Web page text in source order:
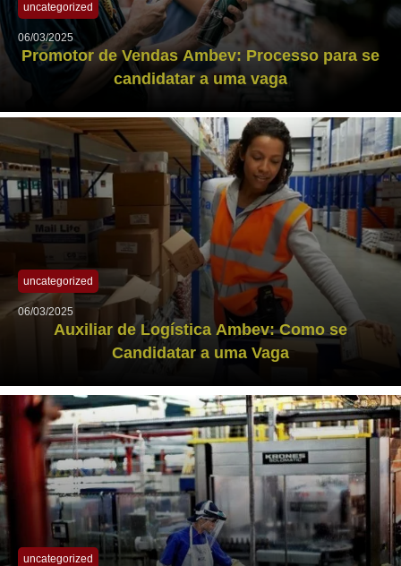
uncategorized
06/03/2025
Promotor de Vendas Ambev: Processo para se
candidatar a uma vaga
uncategorized
06/03/2025
Auxiliar de Logística Ambev: Como se
Candidatar a uma Vaga
uncategorized